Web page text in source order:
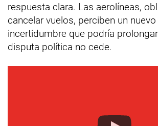
respuesta clara. Las aerolíneas,
cancelar vuelos, perciben un
incertidumbre que podría
disputa política no cede.